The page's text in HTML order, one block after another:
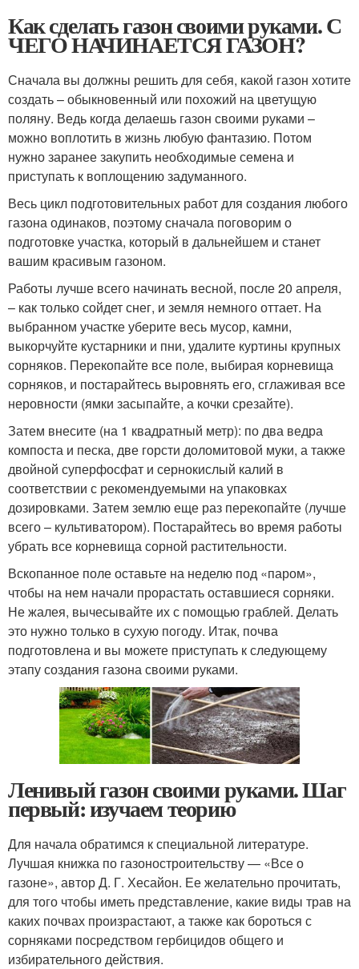
Как сделать газон своими руками. С
ЧЕГО НАЧИНАЕТСЯ ГАЗОН?
Сначала вы должны решить для себя, какой газон хотите
создать – обыкновенный или похожий на цветущую
поляну. Ведь когда делаешь газон своими руками –
можно воплотить в жизнь любую фантазию. Потом
нужно заранее закупить необходимые семена и
приступать к воплощению задуманного.
Весь цикл подготовительных работ для создания любого
газона одинаков, поэтому сначала поговорим о
подготовке участка, который в дальнейшем и станет
вашим красивым газоном.
Работы лучше всего начинать весной, после 20 апреля,
– как только сойдет снег, и земля немного оттает. На
выбранном участке уберите весь мусор, камни,
выкорчуйте кустарники и пни, удалите куртины крупных
сорняков. Перекопайте все поле, выбирая корневища
сорняков, и постарайтесь выровнять его, сглаживая все
неровности (ямки засыпайте, а кочки срезайте).
Затем внесите (на 1 квадратный метр): по два ведра
компоста и песка, две горсти доломитовой муки, а также
двойной суперфосфат и сернокислый калий в
соответствии с рекомендуемыми на упаковках
дозировками. Затем землю еще раз перекопайте (лучше
всего – культиватором). Постарайтесь во время работы
убрать все корневища сорной растительности.
Вскопанное поле оставьте на неделю под «паром»,
чтобы на нем начали прорастать оставшиеся сорняки.
Не жалея, вычесывайте их с помощью граблей. Делать
это нужно только в сухую погоду. Итак, почва
подготовлена и вы можете приступать к следующему
этапу создания газона своими руками.
Ленивый газон своими руками. Шаг
первый: изучаем теорию
Для начала обратимся к специальной литературе.
Лучшая книжка по газоностроительству — «Все о
газоне», автор Д. Г. Хесайон. Ее желательно прочитать,
для того чтобы иметь представление, какие виды трав на
каких почвах произрастают, а также как бороться с
сорняками посредством гербицидов общего и
избирательного действия.